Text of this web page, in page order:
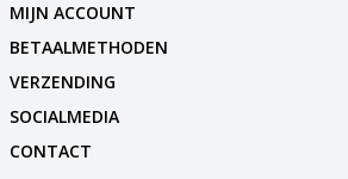
MIJN ACCOUNT
BETAALMETHODEN
VERZENDING
SOCIALMEDIA
CONTACT